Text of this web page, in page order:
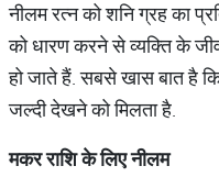
नीलम रत्न को शनि ग्रह का
को धारण करने से व्यक्ति के
हो जाते हैं. सबसे खास बात है
जल्दी देखने को मिलता है.
मकर राशि के लिए नीलम